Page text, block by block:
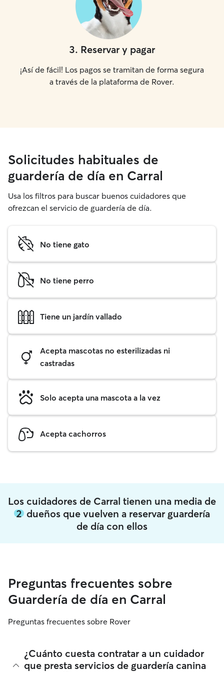
3. Reservar y pagar
¡Así de fácil! Los pagos se tramitan de forma segura
a través de la plataforma de Rover.
Solicitudes habituales de
guardería de día en Carral
Usa los filtros para buscar buenos cuidadores que
ofrezcan el servicio de guardería de día.
No tiene gato
No tiene perro
Tiene un jardín vallado
Acepta mascotas no esterilizadas ni
castradas
Solo acepta una mascota a la vez
Acepta cachorros
Los cuidadores de Carral tienen una media de
2 dueños que vuelven a reservar guardería
de día con ellos
Preguntas frecuentes sobre
Guardería de día en Carral
Preguntas frecuentes sobre Rover
¿Cuánto cuesta contratar a un cuidador
que presta servicios de guardería canina